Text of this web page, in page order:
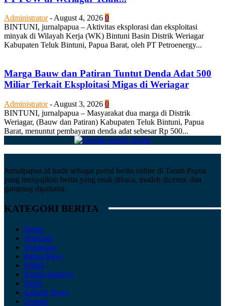
Administrator - August 4, 2026 0
BINTUNI, jurnalpapua – Aktivitas eksplorasi dan eksploitasi
minyak di Wilayah Kerja (WK) Bintuni Basin Distrik Weriagar
Kabupaten Teluk Bintuni, Papua Barat, oleh PT Petroenergy...
Marga Bauw dan Patiran Tuntut Denda Adat 500
Miliar Terkait Eksploitasi Migas di Weriagar
Administrator - August 3, 2026 0
BINTUNI, jurnalpapua – Masyarakat dua marga di Distrik
Weriagar, (Bauw dan Patiran) Kabupaten Teluk Bintuni, Papua
Barat, menuntut pembayaran denda adat sebesar Rp 500...
Jurnalpapua.id hadir sebagai portal berita online di Tanah Papua
yang menyajikan berita yang enak dibaca, mudah dicerna, dan
gampang dipahami.
KATEGORI BERITA
Home
Nasional
Nusantara
Papua Raya
Politik
Ragam Budaya
Ekbis
Indepth News
Feature